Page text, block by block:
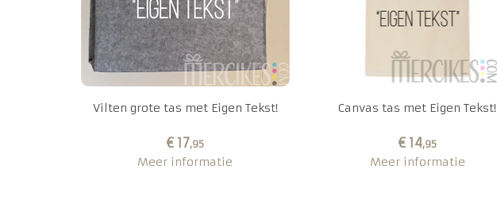
Vilten grote tas met Eigen Tekst!
€ 17,95
Meer informatie
Canvas tas met Eigen Tekst!
€ 14,95
Meer informatie